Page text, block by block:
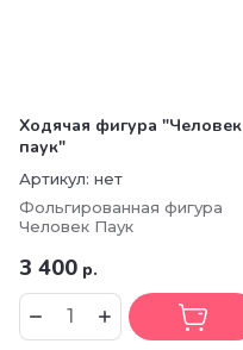
Ходячая фигура "Человек
паук"
Артикул: нет
Фольгированная фигура
Человек Паук
3 400 р.